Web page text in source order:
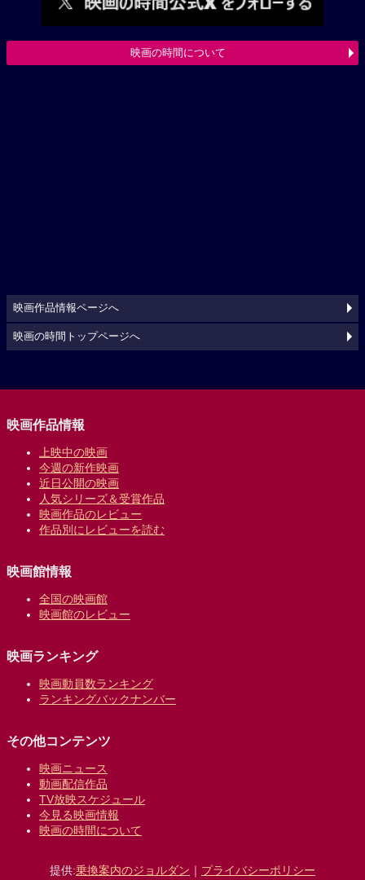
映画の時間について
映画作品情報ページへ
映画の時間トップページへ
映画作品情報
上映中の映画
今週の新作映画
近日公開の映画
人気シリーズ＆受賞作品
映画作品のレビュー
作品別にレビューを読む
映画館情報
全国の映画館
映画館のレビュー
映画ランキング
映画動員数ランキング
ランキングバックナンバー
その他コンテンツ
映画ニュース
動画配信作品
TV放映スケジュール
今見る映画情報
映画の時間について
提供:乗換案内のジョルダン ｜ プライバシーポリシー